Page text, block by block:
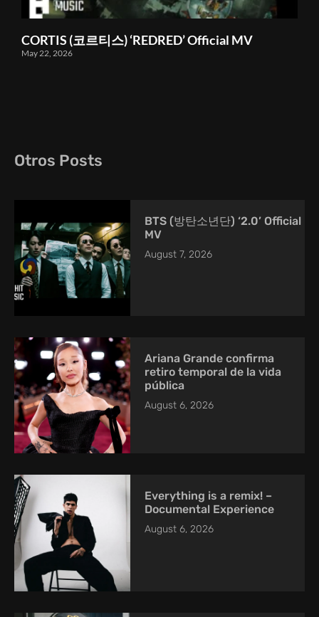
CORTIS (코르티스) ‘REDRED’ Official MV
May 22, 2026
Otros Posts
BTS (방탄소년단) ‘2.0’ Official
MV
August 7, 2026
Ariana Grande confirma
retiro temporal de la vida
pública
August 6, 2026
Everything is a remix! –
Documental Experience
August 6, 2026